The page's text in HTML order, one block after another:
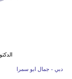
دبي - جمال ابو سمرا